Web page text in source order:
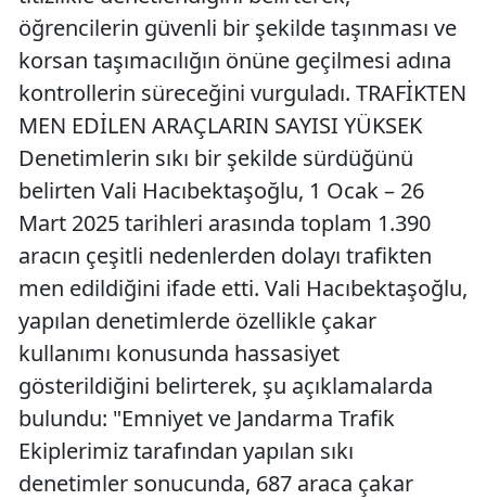
öğrencilerin güvenli bir şekilde taşınması ve
korsan taşımacılığın önüne geçilmesi adına
kontrollerin süreceğini vurguladı. TRAFİKTEN
MEN EDİLEN ARAÇLARIN SAYISI YÜKSEK
Denetimlerin sıkı bir şekilde sürdüğünü
belirten Vali Hacıbektaşoğlu, 1 Ocak – 26
Mart 2025 tarihleri arasında toplam 1.390
aracın çeşitli nedenlerden dolayı trafikten
men edildiğini ifade etti. Vali Hacıbektaşoğlu,
yapılan denetimlerde özellikle çakar
kullanımı konusunda hassasiyet
gösterildiğini belirterek, şu açıklamalarda
bulundu: "Emniyet ve Jandarma Trafik
Ekiplerimiz tarafından yapılan sıkı
denetimler sonucunda, 687 araca çakar